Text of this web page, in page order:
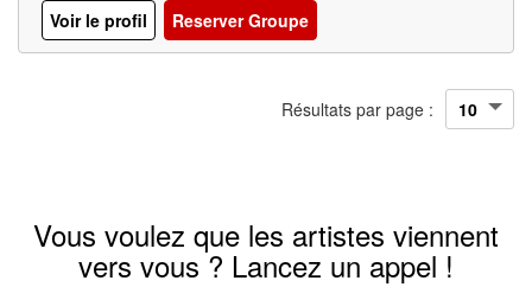
Voir le profil Reserver Groupe
Résultats par page :
Vous voulez que les artistes viennent
vers vous ? Lancez un appel !